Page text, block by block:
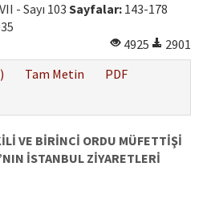
- Sayı 103 Sayfalar: 143-178
4925
2901
Tam Metin
PDF
VE BİRİNCİ ORDU MÜFETTİŞİ
İSTANBUL ZİYARETLERİ